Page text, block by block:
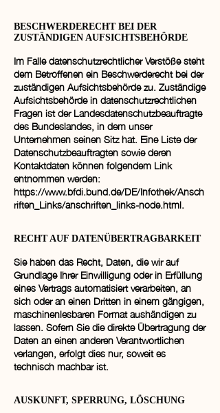
BESCHWERDERECHT BEI DER
ZUSTÄNDIGEN AUFSICHTSBEHÖRDE
Im Falle datenschutzrechtlicher Verstöße steht
dem Betroffenen ein Beschwerderecht bei der
zuständigen Aufsichtsbehörde zu. Zuständige
Aufsichtsbehörde in datenschutzrechtlichen
Fragen ist der Landesdatenschutzbeauftragte
des Bundeslandes, in dem unser
Unternehmen seinen Sitz hat. Eine Liste der
Datenschutzbeauftragten sowie deren
Kontaktdaten können folgendem Link
entnommen werden:
https://www.bfdi.bund.de/DE/Infothek/Ansch
riften_Links/anschriften_links-node.html.
RECHT AUF DATENÜBERTRAGBARKEIT
Sie haben das Recht, Daten, die wir auf
Grundlage Ihrer Einwilligung oder in Erfüllung
eines Vertrags automatisiert verarbeiten, an
sich oder an einen Dritten in einem gängigen,
maschinenlesbaren Format aushändigen zu
lassen. Sofern Sie die direkte Übertragung der
Daten an einen anderen Verantwortlichen
verlangen, erfolgt dies nur, soweit es
technisch machbar ist.
AUSKUNFT, SPERRUNG, LÖSCHUNG